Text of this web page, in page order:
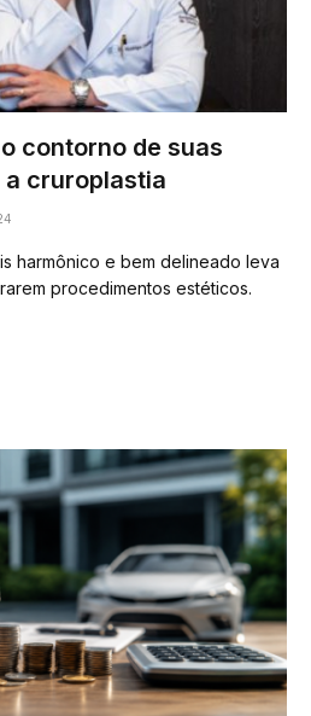
contorno de suas
a cruroplastia
harmônico e bem delineado leva
procedimentos estéticos.